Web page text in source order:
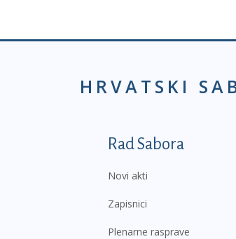
HRVATSKI
Podnožje
Rad Sabora
Novi akti
Zapisnici
Plenarne rasprave